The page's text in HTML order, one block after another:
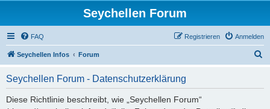
Seychellen Forum
FAQ Anmelden
Registrieren
Seychellen Infos Forum
Seychellen Forum - Datenschutzerklärung
Diese Richtlinie beschreibt, wie „Seychellen Forum“